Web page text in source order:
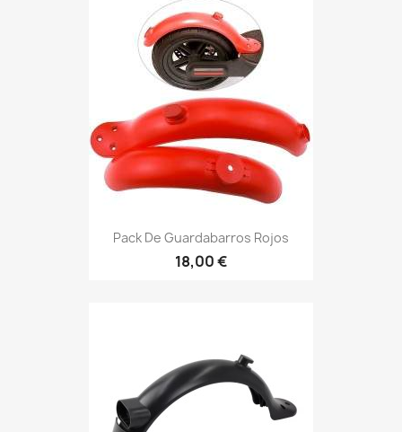
Pack De Guardabarros Rojos
18,00 €